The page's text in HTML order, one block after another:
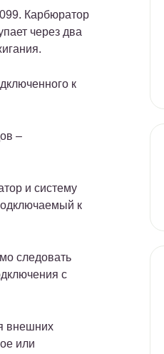
Карбюратор
через два
к
–
и систему
к
следовать
с
внешних
или